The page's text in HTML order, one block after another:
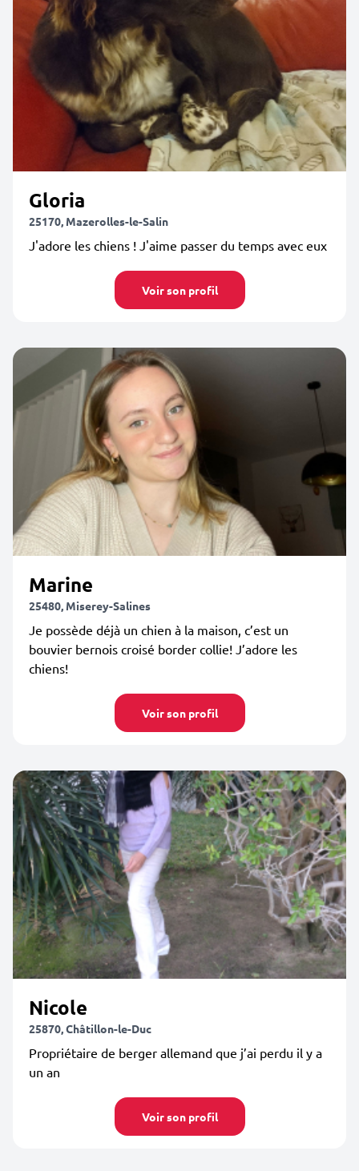
Gloria
25170, Mazerolles-le-Salin
J'adore les chiens ! J'aime passer du temps avec eux
Voir son profil
Marine
25480, Miserey-Salines
Je possède déjà un chien à la maison, c’est un
bouvier bernois croisé border collie! J’adore les
chiens!
Voir son profil
Nicole
25870, Châtillon-le-Duc
Propriétaire de berger allemand que j’ai perdu il y a
un an
Voir son profil